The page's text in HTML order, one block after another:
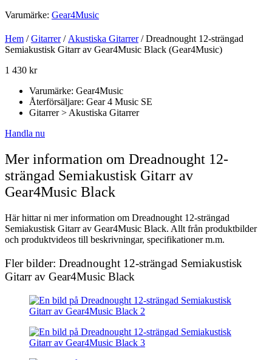
Varumärke: Gear4Music
Hem /Gitarrer/Akustiska Gitarrer/ Dreadnought 12-strängad
Semiakustisk Gitarr av Gear4Music Black (Gear4Music)
1 430 kr
Varumärke: Gear4Music
Återförsäljare: Gear 4 Music SE
Gitarrer > Akustiska Gitarrer
Handla nu
Mer information om Dreadnought 12-
strängad Semiakustisk Gitarr av
Gear4Music Black
Här hittar ni mer information om Dreadnought 12-strängad
Semiakustisk Gitarr av Gear4Music Black. Allt från produktbilder
och produktvideos till beskrivningar, specifikationer m.m.
Fler bilder: Dreadnought 12-strängad Semiakustisk
Gitarr av Gear4Music Black